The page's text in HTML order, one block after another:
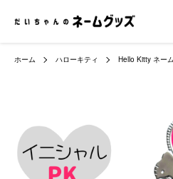
ホーム ハローキティ Hello Kitty ネー